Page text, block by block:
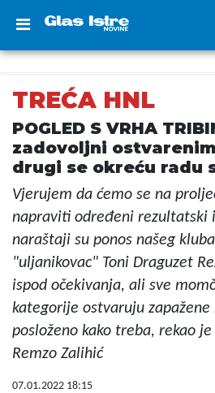
TREĆA HNL
POGLED S VRHA
zadovoljni
drugi se okreću radu
Vjerujem da ćemo se na
napraviti određeni rezultatski
naraštaji su ponos našeg
"uljanikovac" Toni Draguzet
ispod očekivanja, ali sve
kategorije ostvaruju
posloženo kako treba, rekao
Remzo Zalihić
07.01.2022 18:15